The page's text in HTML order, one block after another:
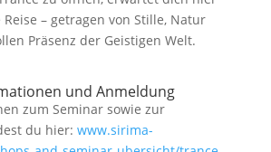
– getragen von Stille, Natur
Präsenz der Geistigen Welt.
und Anmeldung
zum Seminar sowie zur
du hier: www.sirima-